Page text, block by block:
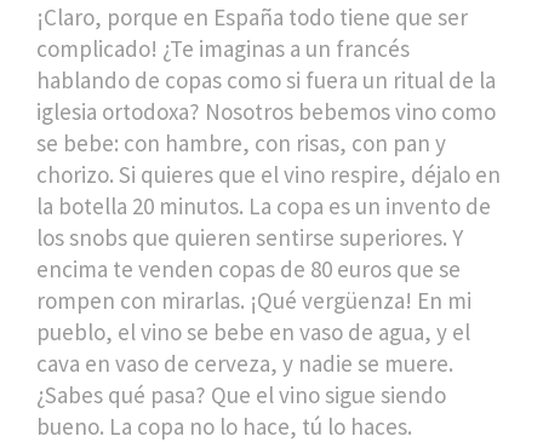
¡Claro, porque en España todo tiene que ser
complicado! ¿Te imaginas a un francés
hablando de copas como si fuera un ritual de la
iglesia ortodoxa? Nosotros bebemos vino como
se bebe: con hambre, con risas, con pan y
chorizo. Si quieres que el vino respire, déjalo en
la botella 20 minutos. La copa es un invento de
los snobs que quieren sentirse superiores. Y
encima te venden copas de 80 euros que se
rompen con mirarlas. ¡Qué vergüenza! En mi
pueblo, el vino se bebe en vaso de agua, y el
cava en vaso de cerveza, y nadie se muere.
¿Sabes qué pasa? Que el vino sigue siendo
bueno. La copa no lo hace, tú lo haces.